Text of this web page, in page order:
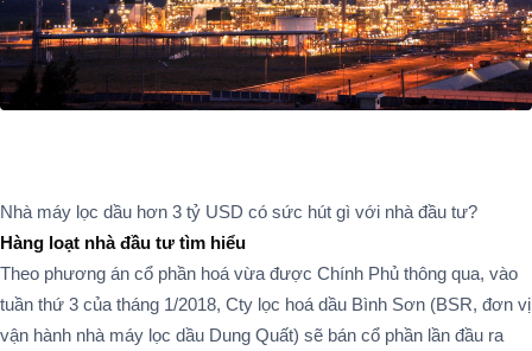
Nhà máy lọc dầu hơn 3 tỷ USD có sức hút gì với nhà đầu tư?
Hàng loạt nhà đầu tư tìm hiểu
Theo phương án cổ phần hoá vừa được Chính Phủ thông qua, vào
tuần thứ 3 của tháng 1/2018, Cty lọc hoá dầu Bình Sơn (BSR, đơn vị
vận hành nhà máy lọc dầu Dung Quất) sẽ bán cổ phần lần đầu ra